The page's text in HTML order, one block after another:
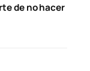
de no hacer